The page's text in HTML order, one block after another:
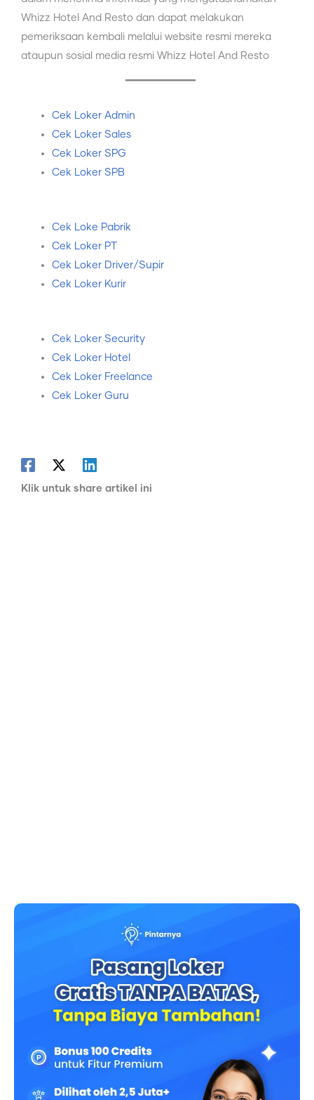
Whizz Hotel And Resto dan dapat melakukan
pemeriksaan kembali melalui website resmi mereka
ataupun sosial media resmi Whizz Hotel And Resto
Cek Loker Admin
Cek Loker Sales
Cek Loker SPG
Cek Loker SPB
Cek Loke Pabrik
Cek Loker PT
Cek Loker Driver/Supir
Cek Loker Kurir
Cek Loker Security
Cek Loker Hotel
Cek Loker Freelance
Cek Loker Guru
Klik untuk share artikel ini